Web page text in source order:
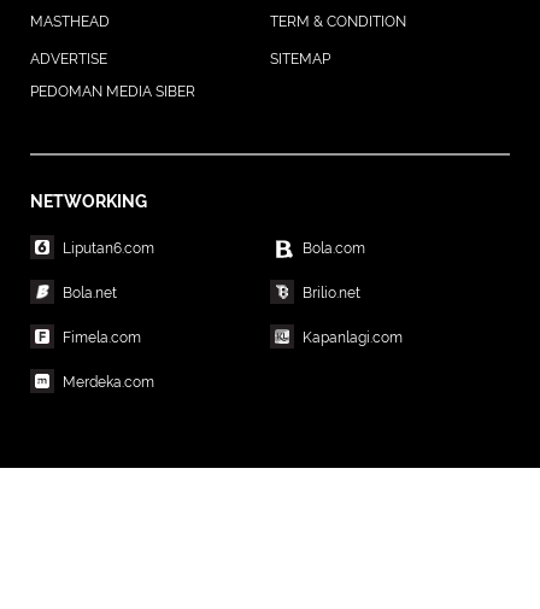
MASTHEAD TERM & CONDITION
ADVERTISE
SITEMAP
PEDOMAN MEDIA SIBER
NETWORKING
Liputan6.com Bola.com
Bola.net Brilio.net
Fimela.com Kapanlagi.com
Merdeka.com